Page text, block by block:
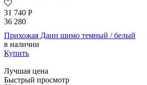
31 740 Р
36 280
Прихожая Даин шимо темный / белый
в наличии
Купить
Лучшая цена
Быстрый просмотр